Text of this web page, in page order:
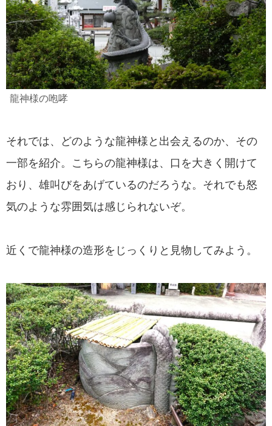
龍神様の咆哮
それでは、どのような龍神様と出会えるのか、その
一部を紹介。こちらの龍神様は、口を大きく開けて
おり、雄叫びをあげているのだろうな。それでも怒
気のような雰囲気は感じられないぞ。
近くで龍神様の造形をじっくりと見物してみよう。